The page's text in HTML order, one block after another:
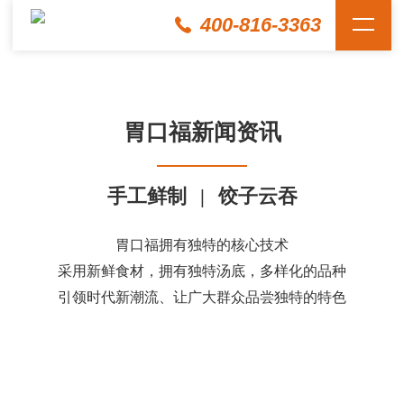
400-816-3363
胃口福新闻资讯
手工鲜制 | 饺子云吞
胃口福拥有独特的核心技术
采用新鲜食材，拥有独特汤底，多样化的品种
引领时代新潮流、让广大群众品尝独特的特色